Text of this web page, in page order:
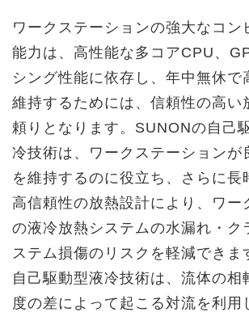
ワークステーションの強大なコン
能力は、高性能な多コアCPU、
シング性能に依存し、年中無休で
維持するためには、信頼性の高い
頼りとなります。SUNONの自己
冷技術は、ワークステーションが
を維持するのに役立ち、さらに長
高信頼性の放熱設計により、ワー
の液冷放熱システムの水漏れ・ク
ステム損傷のリスクを軽減できま
自己駆動型液冷技術は、流体の相
度の差によって起こる対流を利用